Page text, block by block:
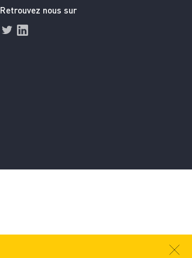
Retrouvez nous sur